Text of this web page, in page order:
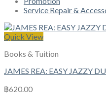
Service Repair &
Quick View
Books & Tuition
JAMES REA: EASY JAZZY
฿620.00